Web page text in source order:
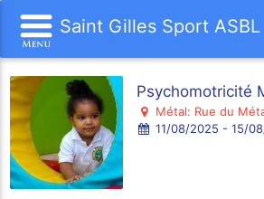
Saint Gilles Sport ASBL
Psychomotricité
Métal: Rue du
11/08/2025 - 15/